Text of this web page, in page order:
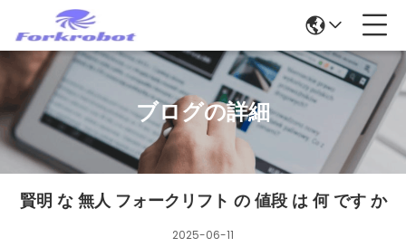
ブログの詳細
賢明 な 無人 フォークリフト の 値段 は 何 です か
2025-06-11